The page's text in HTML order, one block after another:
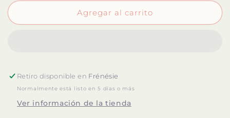
ABC
o
papelería
Sellos
ABC
o
papelería
Agregar al carrito
Retiro disponible en Frénésie
Normalmente está listo en 5 días o más
Ver información de la tienda